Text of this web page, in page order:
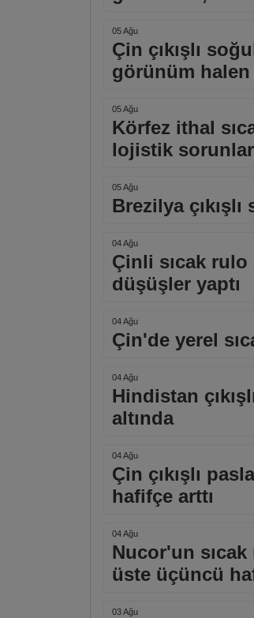
05 Ağu
Çin çıkışlı
görünüm halen
05 Ağu
Körfez ithal
lojistik sorunlar
05 Ağu
Brezilya
04 Ağu
Çinli sıcak rulo
düşüşler yaptı
04 Ağu
Çin'de yerel
04 Ağu
Hindistan
altında
04 Ağu
Çin çıkışlı
hafifçe arttı
04 Ağu
Nucor'un
üste üçüncü
03 Ağu